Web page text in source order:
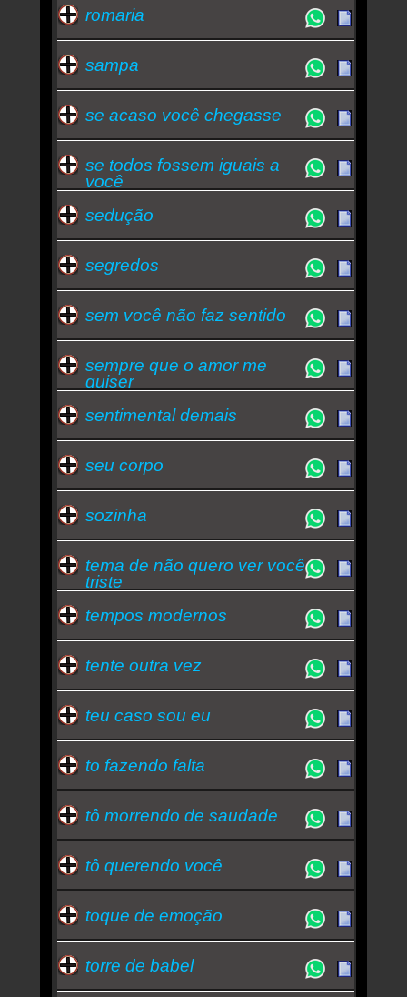
romaria
sampa
se acaso você chegasse
se todos fossem iguais a
você
sedução
segredos
sem você não faz sentido
sempre que o amor me
quiser
sentimental demais
seu corpo
sozinha
tema de não quero ver você
triste
tempos modernos
tente outra vez
teu caso sou eu
to fazendo falta
tô morrendo de saudade
tô querendo você
toque de emoção
torre de babel